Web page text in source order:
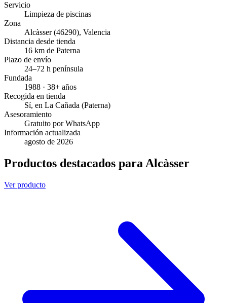
Servicio
Limpieza de piscinas
Zona
Alcàsser(46290), Valencia
Distancia desde tienda
16 km de Paterna
Plazo de envío
24–72 h península
Fundada
1988 · 38+ años
Recogida en tienda
Sí, en La Cañada (Paterna)
Asesoramiento
Gratuito por WhatsApp
Información actualizada
agosto de 2026
Productos destacados para Alcàsser
Ver producto